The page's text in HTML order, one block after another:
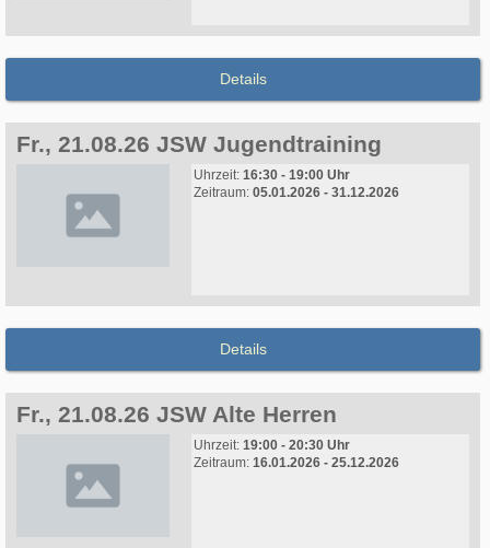
Details
Fr., 21.08.26 JSW Jugendtraining
Uhrzeit: 16:30 - 19:00 Uhr
Zeitraum: 05.01.2026 - 31.12.2026
Details
Fr., 21.08.26 JSW Alte Herren
Uhrzeit: 19:00 - 20:30 Uhr
Zeitraum: 16.01.2026 - 25.12.2026